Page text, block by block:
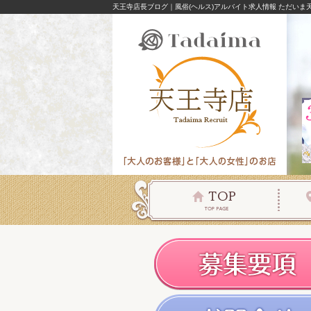
天王寺店長ブログ｜風俗(ヘルス)アルバイト求人情報 ただいま